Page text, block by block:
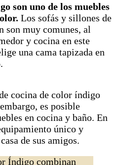
son uno de los muebles
Los sofás y sillones de
son muy comunes, al
y cocina en este
una cama tapizada en
cocina de color índigo
es posible
en cocina y baño. En
único y
de sus amigos.
Índigo combinan